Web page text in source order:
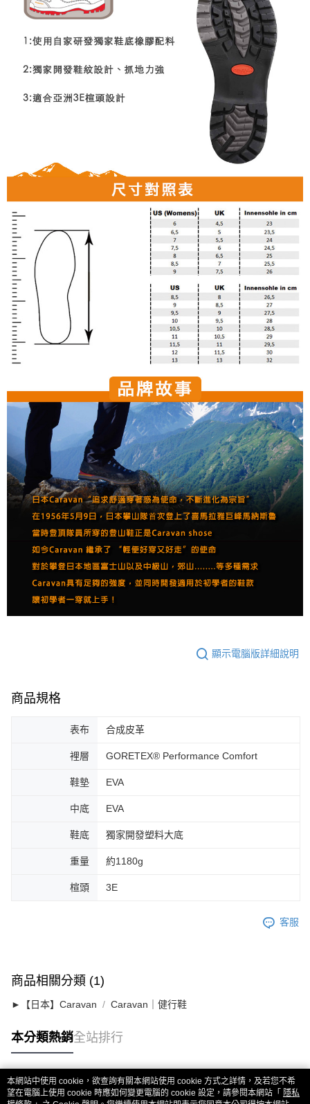
顯示電腦版詳細說明
商品規格
表布 合成皮革
裡層 GORETEX® Performance Comfort
鞋墊 EVA
中底 EVA
鞋底 獨家開發塑料大底
重量 約1180g
楦頭 3E
客服
商品相關分類 (1)
►【日本】Caravan Caravan｜健行鞋
本分類熱銷全站排行
熱門標籤
本網站中使用 cookie，欲查詢有關本網站使用 cookie 方式之詳情，及若您不希
望在電腦上使用 cookie 時應如何變更電腦的 cookie 設定，請參閱本網站「 隱私